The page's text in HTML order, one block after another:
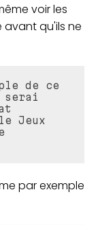
voir les
avant qu'ils ne
de ce
serai
Jeux
par exemple